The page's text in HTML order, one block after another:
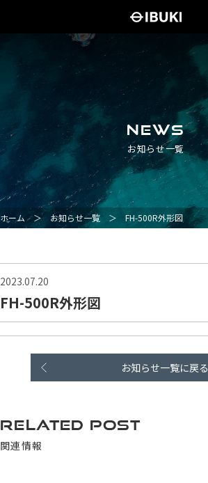
NEWS
お知らせ一覧
ホーム ＞ お知らせ一覧 ＞ FH-500R外形図
2023.07.20
FH-500R外形図
お知らせ一覧に戻る
RELATED POST
関連情報